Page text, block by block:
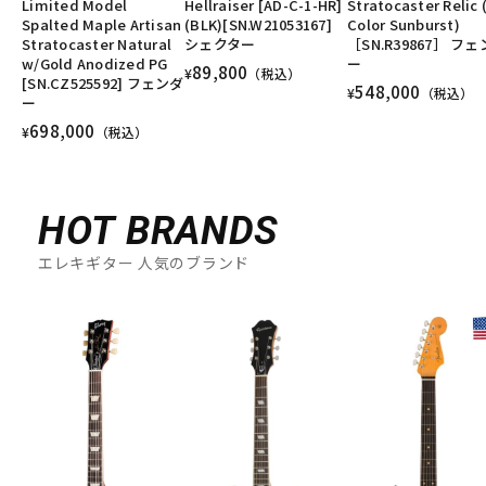
Limited Model
Spalted Maple Artisan
Stratocaster Natural
w/Gold Anodized PG
[SN.CZ525592] フェンダ
ー
¥698,000 （税込）
Hellraiser [AD-C-1-HR]
(BLK)[SN.W21053167]
シェクター
¥89,800 （税込）
Stratocaster Relic
Color Sunburst)
［SN.R39867］ フェ
ー
¥548,000 （税込）
HOT BRANDS
エレキギター 人気のブランド